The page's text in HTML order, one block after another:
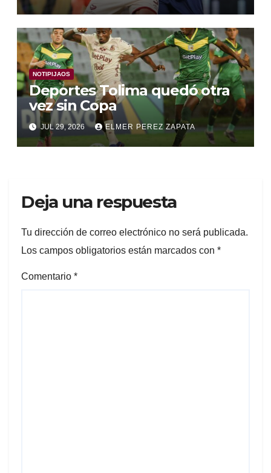
NOTIPIJAOS
Deportes Tolima quedó otra
vez sin Copa
JUL 29, 2026 ELMER PEREZ ZAPATA
Deja una respuesta
Tu dirección de correo electrónico no será publicada.
Los campos obligatorios están marcados con *
Comentario *